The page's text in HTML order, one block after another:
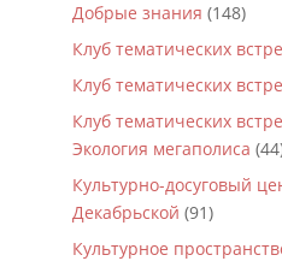
Добрые знания (148)
Клуб тематических
Клуб тематических
Клуб тематических
Экология мегаполиса
Культурно-досуговый
Декабрьской (91)
Культурное